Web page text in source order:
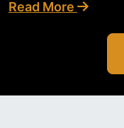
Read More